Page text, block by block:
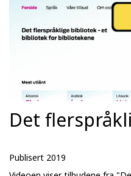
Det
Publisert 2019